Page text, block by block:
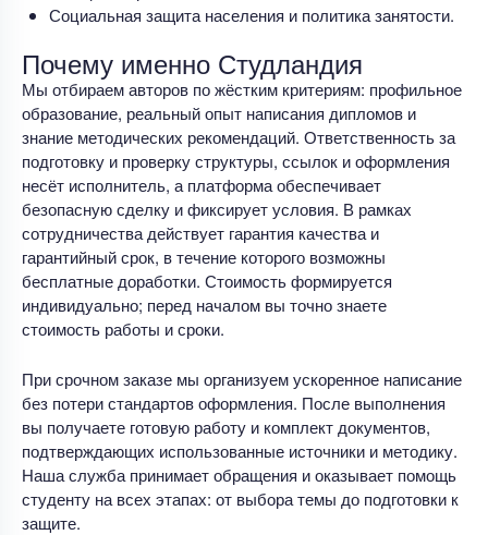
Социальная защита населения и политика занятости.
Почему именно Студландия
Мы отбираем авторов по жёстким критериям: профильное
образование, реальный опыт написания дипломов и
знание методических рекомендаций. Ответственность за
подготовку и проверку структуры, ссылок и оформления
несёт исполнитель, а платформа обеспечивает
безопасную сделку и фиксирует условия. В рамках
сотрудничества действует гарантия качества и
гарантийный срок, в течение которого возможны
бесплатные доработки. Стоимость формируется
индивидуально; перед началом вы точно знаете
стоимость работы и сроки.
При срочном заказе мы организуем ускоренное написание
без потери стандартов оформления. После выполнения
вы получаете готовую работу и комплект документов,
подтверждающих использованные источники и методику.
Наша служба принимает обращения и оказывает помощь
студенту на всех этапах: от выбора темы до подготовки к
защите.